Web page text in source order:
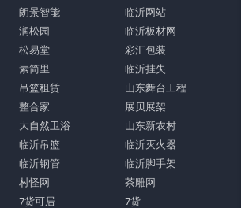
朗景智能
临沂网站
润松园
临沂板材网
松易堂
彩汇包装
素简里
临沂挂失
吊篮租赁
山东舞台工程
整合家
展贝展架
大自然卫浴
山东新农村
临沂吊篮
临沂灭火器
临沂钢管
临沂脚手架
村怪网
茶雕网
7货可居
7货